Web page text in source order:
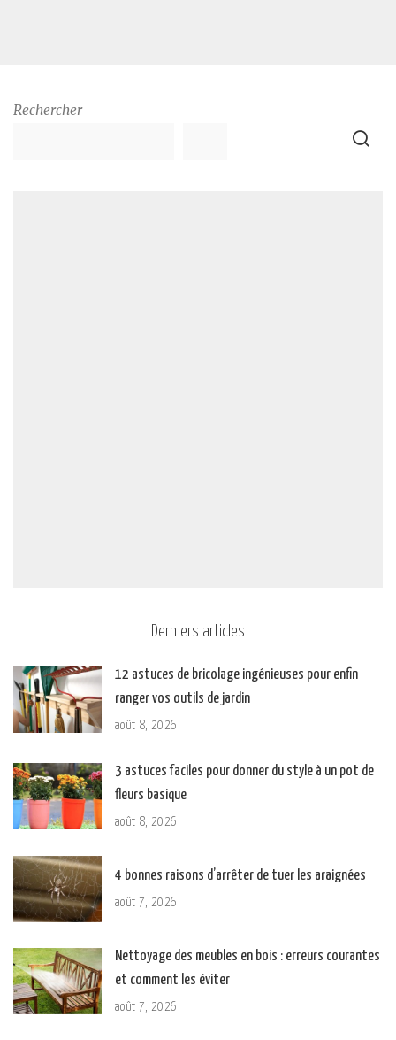
Rechercher
Derniers articles
12 astuces de bricolage ingénieuses pour enfin
ranger vos outils de jardin
août 8, 2026
3 astuces faciles pour donner du style à un pot de
fleurs basique
août 8, 2026
4 bonnes raisons d’arrêter de tuer les araignées
août 7, 2026
Nettoyage des meubles en bois : erreurs courantes
et comment les éviter
août 7, 2026